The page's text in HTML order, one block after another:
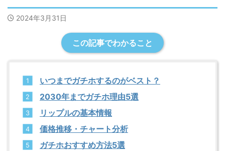
2024年3月31日
この記事でわかること
いつまでガチホするのがベスト？
2030年までガチホ理由5選
リップルの基本情報
価格推移・チャート分析
ガチホおすすめ方法5選